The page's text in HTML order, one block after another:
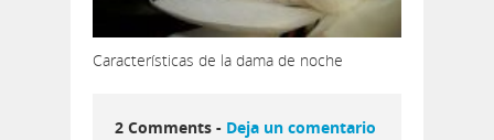
Características de la dama de noche
2 Comments - Deja un comentario